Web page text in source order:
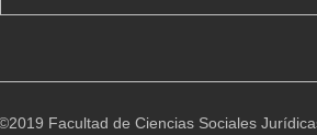
h
Facultad de Ciencias Sociales